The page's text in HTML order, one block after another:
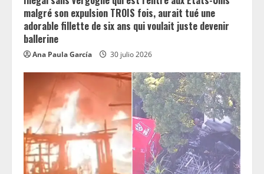
g
malgré son expulsion TROIS fois, aurait tué une
adorable fillette de six ans qui voulait juste devenir
ballerine
Ana Paula García 30 julio 2026